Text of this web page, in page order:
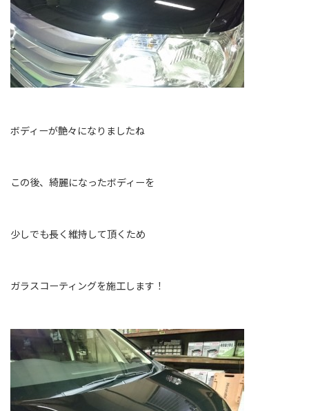
ボディーが艶々になりましたね
この後、綺麗になったボディーを
少しでも長く維持して頂くため
ガラスコーティングを施工します！